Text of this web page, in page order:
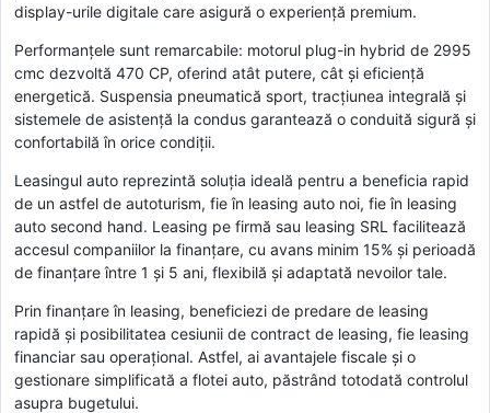
display-urile digitale care asigură o experiență premium.
Performanțele sunt remarcabile: motorul plug-in hybrid de 2995
cmc dezvoltă 470 CP, oferind atât putere, cât și eficiență
energetică. Suspensia pneumatică sport, tracțiunea integrală și
sistemele de asistență la condus garantează o conduită sigură și
confortabilă în orice condiții.
Leasingul auto reprezintă soluția ideală pentru a beneficia rapid
de un astfel de autoturism, fie în leasing auto noi, fie în leasing
auto second hand. Leasing pe firmă sau leasing SRL facilitează
accesul companiilor la finanțare, cu avans minim 15% și perioadă
de finanțare între 1 și 5 ani, flexibilă și adaptată nevoilor tale.
Prin finanțare în leasing, beneficiezi de predare de leasing
rapidă și posibilitatea cesiunii de contract de leasing, fie leasing
financiar sau operațional. Astfel, ai avantajele fiscale și o
gestionare simplificată a flotei auto, păstrând totodată controlul
asupra bugetului.